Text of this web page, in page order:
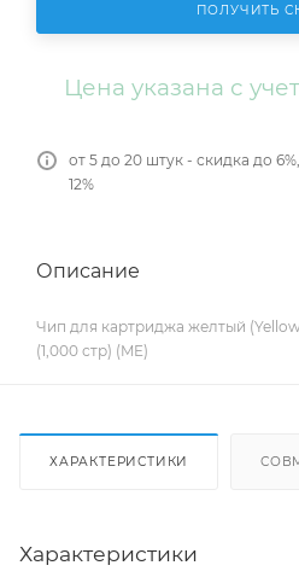
ПОЛУЧИТЬ
Цена указана с
от 5 до 20 штук - скидка до
12%
Описание
Чип для картриджа желтый
(1,000 стр) (ME)
ХАРАКТЕРИСТИКИ
Характеристики